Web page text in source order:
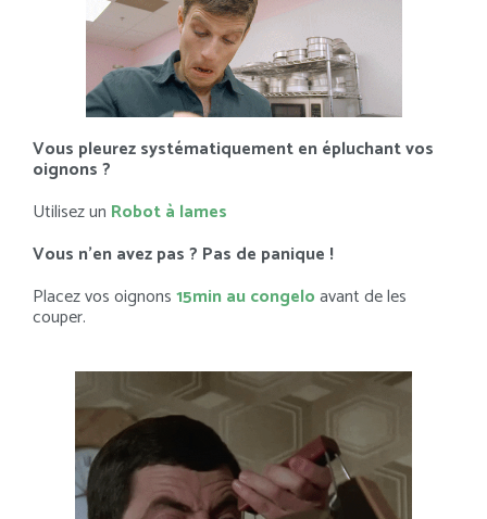
Vous pleurez systématiquement en épluchant vos
oignons ?
Utilisez un Robot à lames
Vous n’en avez pas ? Pas de panique !
Placez vos oignons15min au congeloavant de les
couper.